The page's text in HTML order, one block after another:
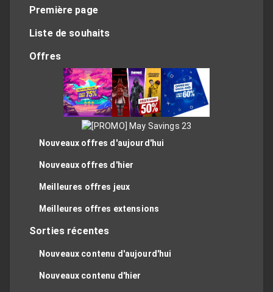
Première page
Liste de souhaits
Offres
Nouveaux offres d'aujourd'hui
Nouveaux offres d'hier
Meilleures offres jeux
Meilleures offres extensions
Sorties récentes
Nouveaux contenu d'aujourd'hui
Nouveaux contenu d'hier